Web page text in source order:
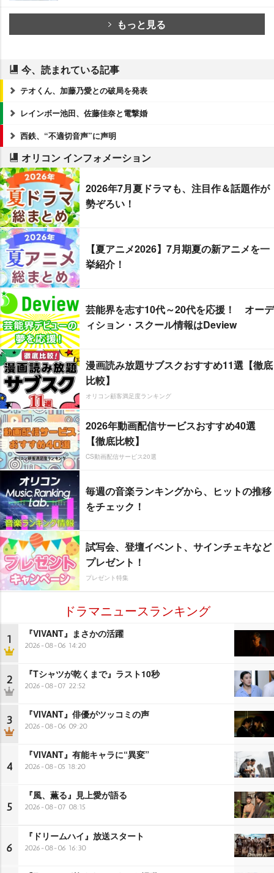
もっと見る
今、読まれている記事
テオくん、加藤乃愛との破局を発表
レインボー池田、佐藤佳奈と電撃婚
西鉄、“不適切音声”に声明
オリコン インフォメーション
2026年7月夏ドラマも、注目作＆話題作が
勢ぞろい！
【夏アニメ2026】7月期夏の新アニメを一
挙紹介！
芸能界を志す10代～20代を応援！ オーデ
ィション・スクール情報はDeview
漫画読み放題サブスクおすすめ11選【徹底
比較】
オリコン顧客満足度ランキング
2026年動画配信サービスおすすめ40選
【徹底比較】
CS動画配信サービス20選
毎週の音楽ランキングから、ヒットの推移
をチェック！
試写会、登壇イベント、サインチェキなど
プレゼント！
プレゼント特集
ドラマニュースランキング
1 『VIVANT』まさかの活躍
2026-08-06 14:20
2 『Tシャツが乾くまで』ラスト10秒
2026-08-07 22:52
3 『VIVANT』俳優がツッコミの声
2026-08-06 09:20
4
『VIVANT』有能キャラに“異変”
2026-08-05 18:20
5
『風、薫る』見上愛が語る
2026-08-07 08:15
6
『ドリームハイ』放送スタート
2026-08-06 16:30